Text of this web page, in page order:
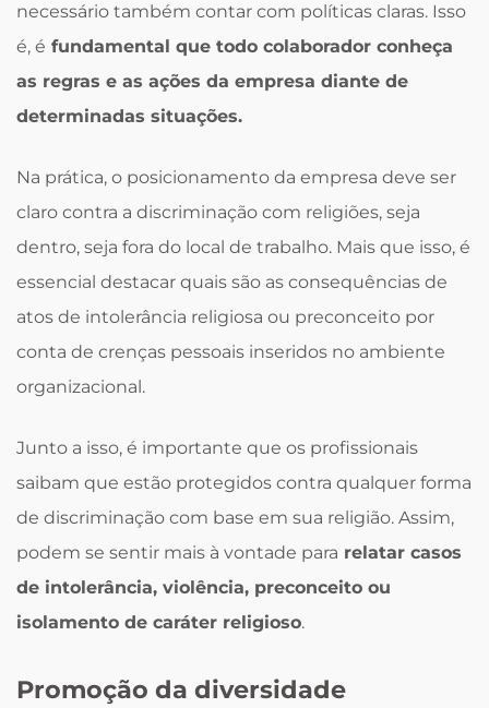
necessário também contar com políticas claras. Isso
é, é fundamental que todo colaborador conheça
as regras e as ações da empresa diante de
determinadas situações.
Na prática, o posicionamento da empresa deve ser
claro contra a discriminação com religiões, seja
dentro, seja fora do local de trabalho. Mais que isso, é
essencial destacar quais são as consequências de
atos de intolerância religiosa ou preconceito por
conta de crenças pessoais inseridos no ambiente
organizacional.
Junto a isso, é importante que os profissionais
saibam que estão protegidos contra qualquer forma
de discriminação com base em sua religião. Assim,
podem se sentir mais à vontade para relatar casos
de intolerância, violência, preconceito ou
isolamento de caráter religioso.
Promoção da diversidade